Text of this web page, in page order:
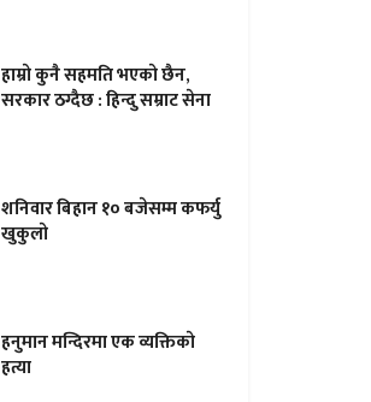
हाम्राे कुनै सहमति भएकाे छैन,
सरकार ठग्दैछ : हिन्दु सम्राट सेना
शनिवार बिहान १० बजेसम्म कफर्यु
खुकुलाे
हनुमान मन्दिरमा एक व्यक्तिकाे
हत्या